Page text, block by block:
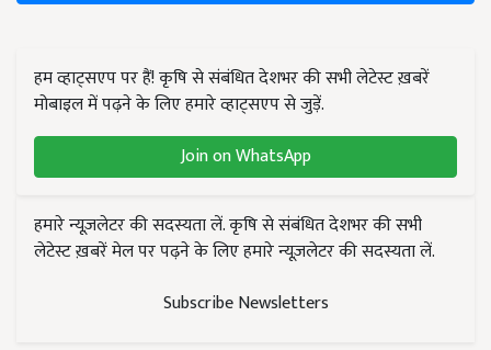
हम व्हाट्सएप पर हैं! कृषि से संबंधित देशभर की सभी लेटेस्ट ख़बरें
मोबाइल में पढ़ने के लिए हमारे व्हाट्सएप से जुड़ें.
Join on WhatsApp
हमारे न्यूज़लेटर की सदस्यता लें. कृषि से संबंधित देशभर की सभी
लेटेस्ट ख़बरें मेल पर पढ़ने के लिए हमारे न्यूज़लेटर की सदस्यता लें.
Subscribe Newsletters